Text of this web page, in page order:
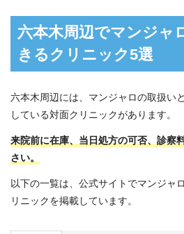
六本木周辺でマンジャ
きるクリニック5選
六本木周辺には、マンジャロの取扱い
している対面クリニックがあります。
来院前に在庫、当日処方の可否、診察
さい。
以下の一覧は、公式サイトでマンジャ
リニックを掲載しています。